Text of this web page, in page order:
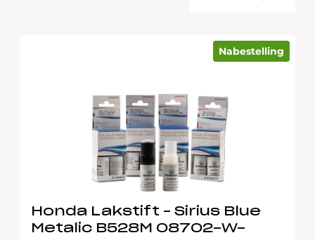
Nabestelling
Honda Lakstift – Sirius Blue
Metalic B528M 08702-W-